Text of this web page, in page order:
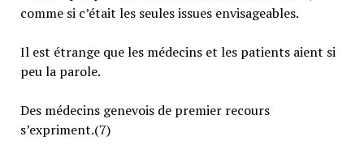
comme si c’était les seules issues envisageables.
Il est étrange que les médecins et les patients aient si
peu la parole.
Des médecins genevois de premier recours
s’expriment.(7)